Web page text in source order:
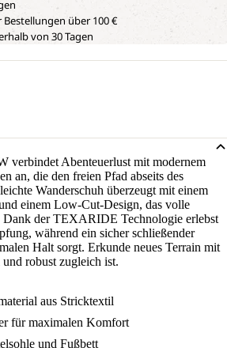
über 100 €
von 30 Tagen
Abenteuerlust mit modernem
an, die den freien Pfad abseits des
Wanderschuh überzeugt mit einem
einem Low-Cut-Design, das volle
Dank der TEXARIDE Technologie erlebst
während ein sicher schließender
Halt sorgt. Erkunde neues Terrain mit
robust zugleich ist.
aus Stricktextil
für maximalen Komfort
und Fußbett